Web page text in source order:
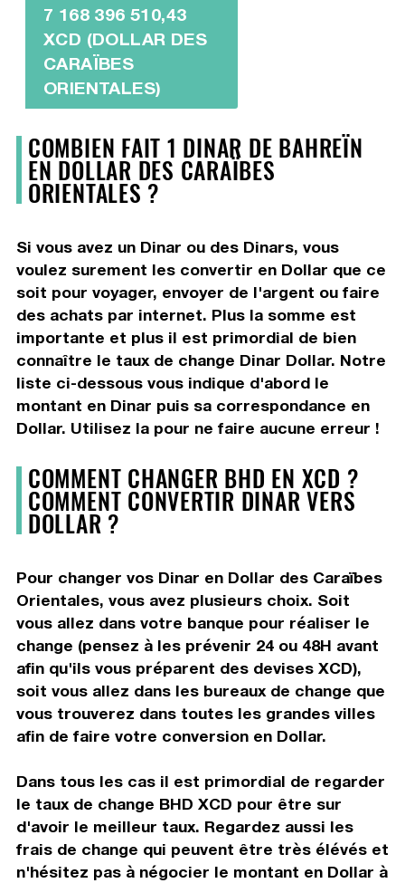
7 168 396 510,43
XCD (DOLLAR DES
CARAÏBES
ORIENTALES)
COMBIEN FAIT 1 DINAR DE BAHREÏN
EN DOLLAR DES CARAÏBES
ORIENTALES ?
Si vous avez un Dinar ou des Dinars, vous
voulez surement les convertir en Dollar que ce
soit pour voyager, envoyer de l'argent ou faire
des achats par internet. Plus la somme est
importante et plus il est primordial de bien
connaître le taux de change Dinar Dollar. Notre
liste ci-dessous vous indique d'abord le
montant en Dinar puis sa correspondance en
Dollar. Utilisez la pour ne faire aucune erreur !
COMMENT CHANGER BHD EN XCD ?
COMMENT CONVERTIR DINAR VERS
DOLLAR ?
Pour changer vos Dinar en Dollar des Caraïbes
Orientales, vous avez plusieurs choix. Soit
vous allez dans votre banque pour réaliser le
change (pensez à les prévenir 24 ou 48H avant
afin qu'ils vous préparent des devises XCD),
soit vous allez dans les bureaux de change que
vous trouverez dans toutes les grandes villes
afin de faire votre conversion en Dollar.
Dans tous les cas il est primordial de regarder
le taux de change BHD XCD pour être sur
d'avoir le meilleur taux. Regardez aussi les
frais de change qui peuvent être très élévés et
n'hésitez pas à négocier le montant en Dollar à